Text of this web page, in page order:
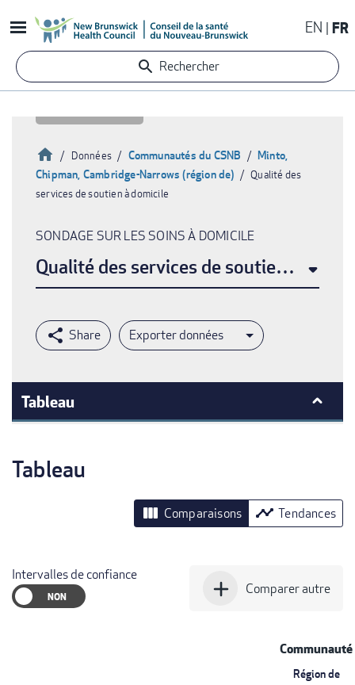
au
contenu
principal
EN FR
Rechercher
Fil
Accueil
Données Communautés du CSNB
Minto,
Chipman, Cambridge-Narrows (région de)
Qualité des
services de soutien à domicile
SONDAGE SUR LES SOINS À DOMICILE
Qualité des services de soutien à
Exporter données
Tableau
Tableau
view_column Comparaisons timeline Tendances
Intervalles de confiance
add Comparer autre
Communauté
Région de